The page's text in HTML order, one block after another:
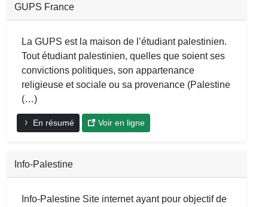
GUPS France
La GUPS est la maison de l’étudiant palestinien.
Tout étudiant palestinien, quelles que soient ses
convictions politiques, son appartenance
religieuse et sociale ou sa provenance (Palestine
(…)
En résumé Voir en ligne
Info-Palestine
Info-Palestine Site internet ayant pour objectif de